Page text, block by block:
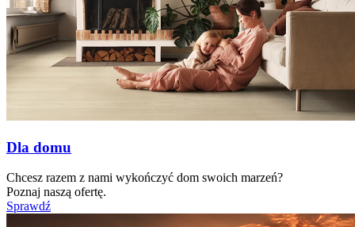
Dla domu
Chcesz razem z nami wykończyć dom swoich marzeń?
Poznaj naszą ofertę.
Sprawdź